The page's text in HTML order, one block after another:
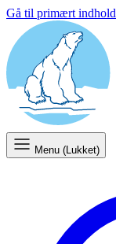
Gå til primært indhold
Menu (Lukket)